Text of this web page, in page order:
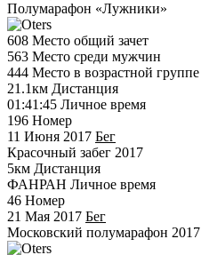
Полумарафон «Лужники»
608 Место общий зачет
563 Место среди мужчин
444 Место в возрастной группе
21.1км Дистанция
01:41:45 Личное время
196 Номер
11 Июня 2017 Бег
Красочный забег 2017
5км Дистанция
ФАНРАН Личное время
46 Номер
21 Мая 2017 Бег
Московский полумарафон 2017